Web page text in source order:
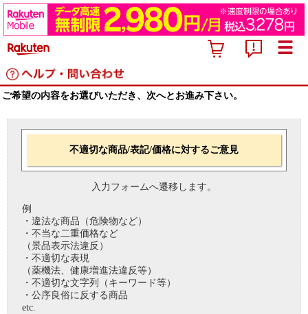
ご希望の内容をお選びいただき、次へとお進み下さい。
不適切な商品/表記/価格に対するご意見
入力フォームへ遷移します。
例
・違法な商品（危険物など）
・不当な二重価格など
（景品表示法違反）
・不適切な表現
（薬機法、健康増進法違反等）
・不適切な文字列（キーワード等）
・公序良俗に反する商品
etc.